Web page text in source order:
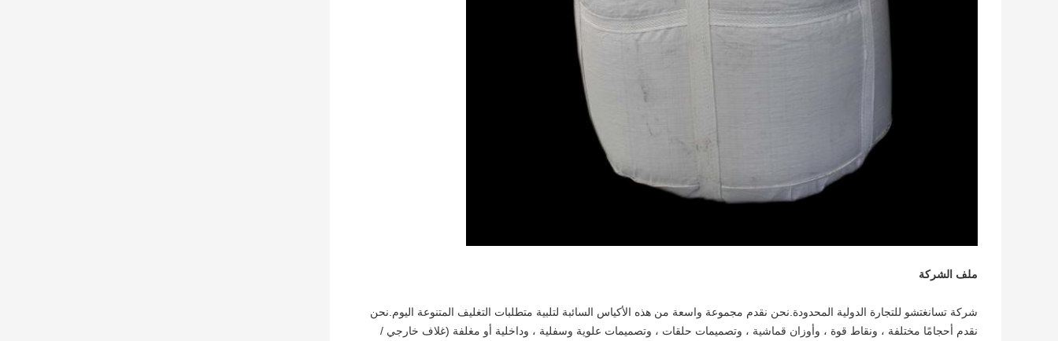
ملف الشركة
شركة تسانغتشو للتجارة الدولية المحدودة.نحن نقدم مجموعة واسعة من هذه الأكياس السائبة لتلبية متطلبات التغليف المتنوعة اليوم.نحن
نقدم أحجامًا مختلفة ، ونقاط قوة ، وأوزان قماشية ، وتصميمات حلقات ، وتصميمات علوية وسفلية ، وداخلية أو مغلفة (غلاف خارجي /